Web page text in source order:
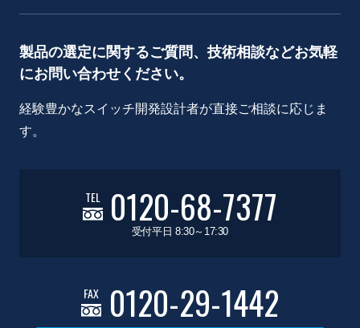
製品の選定に関するご質問、技術相談などお気軽
にお問い合わせください。
経験豊かなスイッチ開発設計者が直接ご相談に応じま
す。
TEL 0120-68-7377
受付平日 8:30～17:30
FAX 0120-29-1442